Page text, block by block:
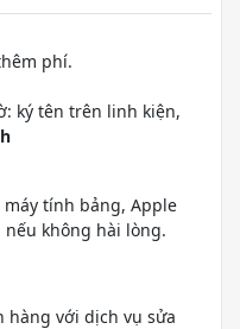
phí.
ký tên trên linh kiện,
tính bảng, Apple
nếu không hài lòng.
hàng với dịch vụ sửa